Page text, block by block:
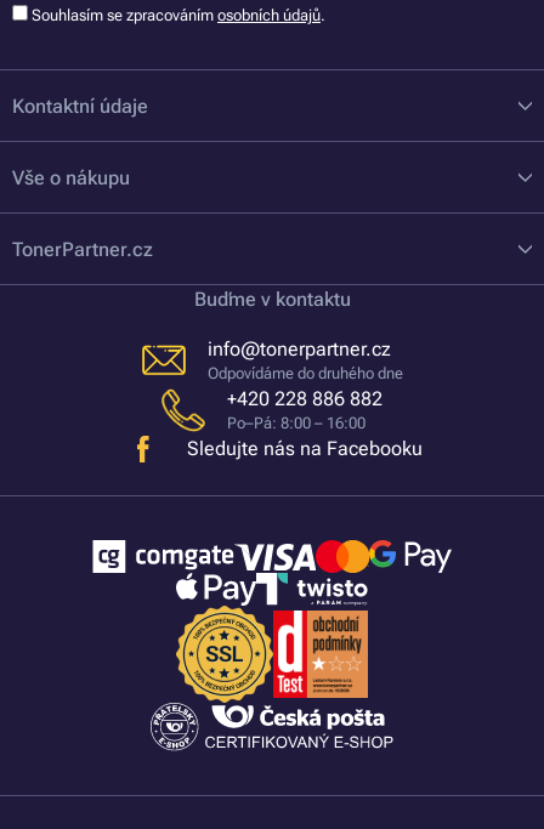
Souhlasím se zpracováním osobních údajů.
Kontaktní údaje
Vše o nákupu
TonerPartner.cz
Buďme v kontaktu
info@tonerpartner.cz
Odpovídáme do druhého dne
+420 228 886 882
Po–Pá: 8:00 – 16:00
Sledujte nás na Facebooku